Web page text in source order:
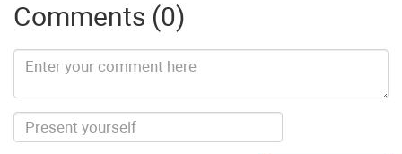
Comments (0)